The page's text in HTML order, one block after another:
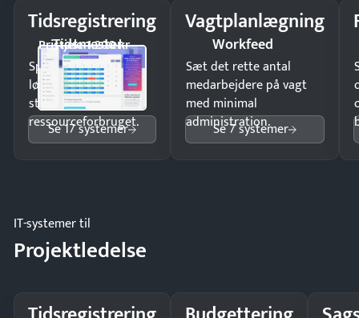
Tidsregistrering
Tidsmester
Pristjek: 1.200 kr
Spar tid på
lønberegning og få
styr på
ressourceforbruget.
Se 17 systemer
Vagtplanlægning
Workfeed
Sæt det rette antal
medarbejdere på vagt
med minimal
administration.
Se 7 systemer
IT-systemer til
Projektledelse